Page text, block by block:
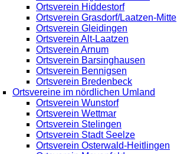
Ortsverein Hiddestorf
Ortsverein Grasdorf/Laatzen-Mitte
Ortsverein Gleidingen
Ortsverein Alt-Laatzen
Ortsverein Arnum
Ortsverein Barsinghausen
Ortsverein Bennigsen
Ortsverein Bredenbeck
Ortsvereine im nördlichen Umland
Ortsverein Wunstorf
Ortsverein Wettmar
Ortsverein Stelingen
Ortsverein Stadt Seelze
Ortsverein Osterwald-Heitlingen